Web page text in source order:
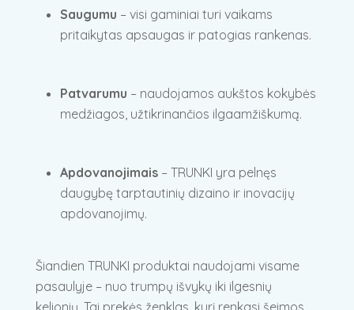
Saugumu – visi gaminiai turi vaikams
pritaikytas apsaugas ir patogias rankenas.
Patvarumu – naudojamos aukštos kokybės
medžiagos, užtikrinančios ilgaamžiškumą.
Apdovanojimais – TRUNKI yra pelnęs
daugybę tarptautinių dizaino ir inovacijų
apdovanojimų.
Šiandien TRUNKI produktai naudojami visame
pasaulyje – nuo trumpų išvykų iki ilgesnių
kelionių. Tai prekės ženklas, kurį renkasi šeimos,